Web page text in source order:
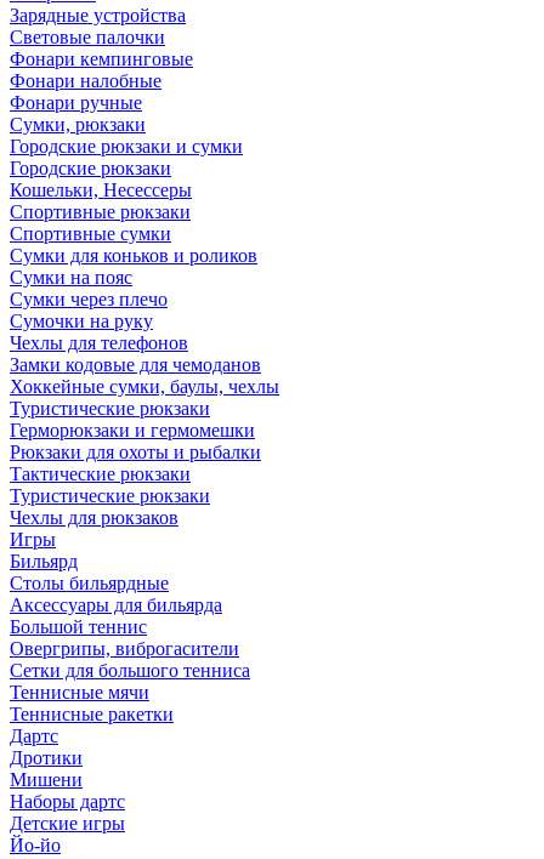
Зарядные устройства
Световые палочки
Фонари кемпинговые
Фонари налобные
Фонари ручные
Сумки, рюкзаки
Городские рюкзаки и сумки
Городские рюкзаки
Кошельки, Несессеры
Спортивные рюкзаки
Спортивные сумки
Сумки для коньков и роликов
Сумки на пояс
Сумки через плечо
Сумочки на руку
Чехлы для телефонов
Замки кодовые для чемоданов
Хоккейные сумки, баулы, чехлы
Туристические рюкзаки
Герморюкзаки и гермомешки
Рюкзаки для охоты и рыбалки
Тактические рюкзаки
Туристические рюкзаки
Чехлы для рюкзаков
Игры
Бильярд
Столы бильярдные
Аксессуары для бильярда
Большой теннис
Овергрипы, виброгасители
Сетки для большого тенниса
Теннисные мячи
Теннисные ракетки
Дартс
Дротики
Мишени
Наборы дартс
Детские игры
Йо-йо